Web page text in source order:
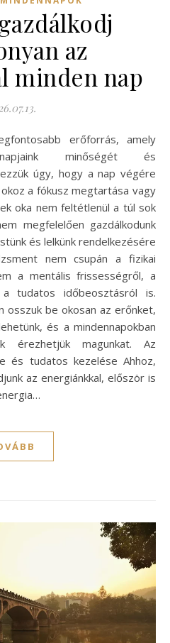
az
minden nap
minőségét és
úgy, hogy a nap végére
a fókusz megtartása vagy
oka nem feltétlenül a túl sok
megfelelően gazdálkodunk
és lelkünk rendelkezésére
nem csupán a fizikai
a mentális frissességről, a
tudatos időbeosztásról is.
osszuk be okosan az erőnket,
és a mindennapokban
érezhetjük magunkat. Az
és tudatos kezelése Ahhoz,
az energiánkkal, először is